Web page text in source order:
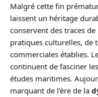
Malgré cette fin
laissent un héritage
conservent des traces
pratiques culturelles, de
commerciales établies.
continuent de fasciner
études maritimes.
marquant de l’ère de la